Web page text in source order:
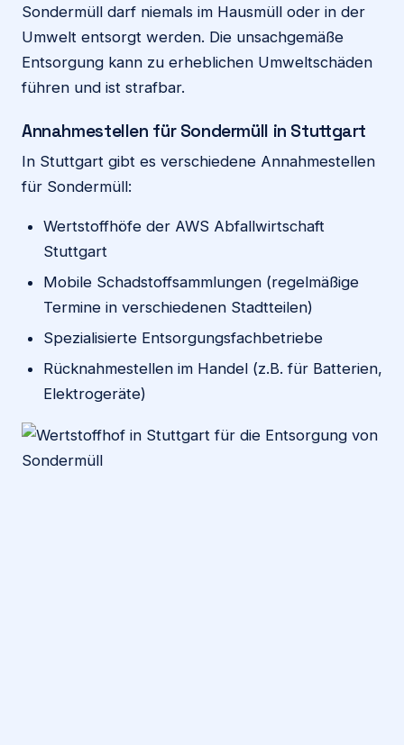
Sondermüll darf niemals im Hausmüll oder in der
Umwelt entsorgt werden. Die unsachgemäße
Entsorgung kann zu erheblichen Umweltschäden
führen und ist strafbar.
Annahmestellen für Sondermüll in Stuttgart
In Stuttgart gibt es verschiedene Annahmestellen
für Sondermüll:
Wertstoffhöfe der AWS Abfallwirtschaft
Stuttgart
Mobile Schadstoffsammlungen (regelmäßige
Termine in verschiedenen Stadtteilen)
Spezialisierte Entsorgungsfachbetriebe
Rücknahmestellen im Handel (z.B. für Batterien,
Elektrogeräte)